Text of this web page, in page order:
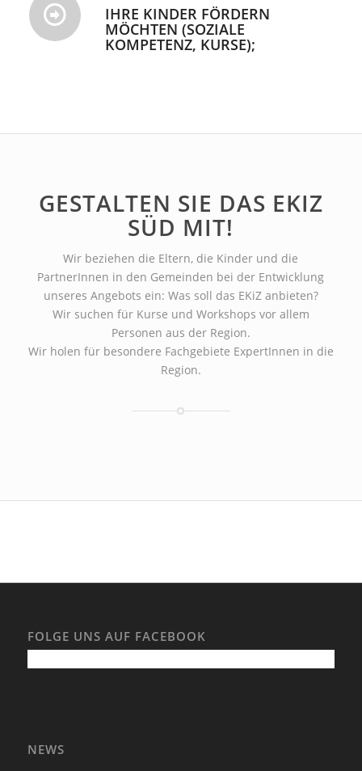
IHRE KINDER FÖRDERN
MÖCHTEN (SOZIALE
KOMPETENZ, KURSE);
GESTALTEN SIE DAS EKIZ
SÜD MIT!
Wir beziehen die Eltern, die Kinder und die
PartnerInnen in den Gemeinden bei der Entwicklung
unseres Angebots ein: Was soll das EKiZ anbieten?
Wir suchen für Kurse und Workshops vor allem
Personen aus der Region.
Wir holen für besondere Fachgebiete ExpertInnen in die
Region.
FOLGE UNS AUF FACEBOOK
NEWS